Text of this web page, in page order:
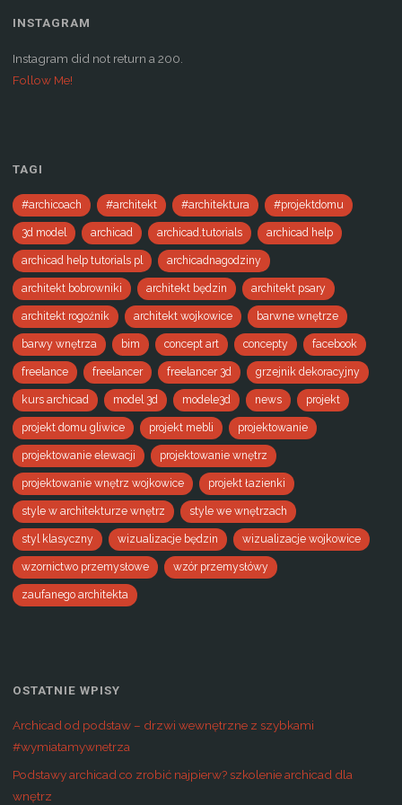
INSTAGRAM
Instagram did not return a 200.
Follow Me!
TAGI
#archicoach #architekt #architektura #projektdomu
3d model archicad archicad.tutorials archicad help
archicad help tutorials pl archicadnagodziny
architekt bobrowniki architekt będzin architekt psary
architekt rogoźnik architekt wojkowice barwne wnętrze
barwy wnętrza bim concept art concepty facebook
freelance freelancer freelancer 3d grzejnik dekoracyjny
kurs archicad model 3d modele3d news projekt
projekt domu gliwice projekt mebli projektowanie
projektowanie elewacji projektowanie wnętrz
projektowanie wnętrz wojkowice projekt łazienki
style w architekturze wnętrz style we wnętrzach
styl klasyczny wizualizacje będzin wizualizacje wojkowice
wzornictwo przemysłowe wzór przemysłówy
zaufanego architekta
OSTATNIE WPISY
Archicad od podstaw – drzwi wewnętrzne z szybkami
#wymiatamywnetrza
Podstawy archicad co zrobić najpierw? szkolenie archicad dla
wnętrz